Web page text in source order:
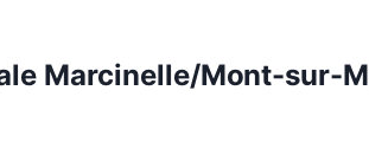
Marcinelle/Mont-sur-